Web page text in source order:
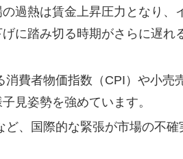
過熱は賃金上昇圧力となり、
に踏み切る時期がさらに遅れ
消費者物価指数（CPI）や小売
見姿勢を強めています。
ど、国際的な緊張が市場の不確